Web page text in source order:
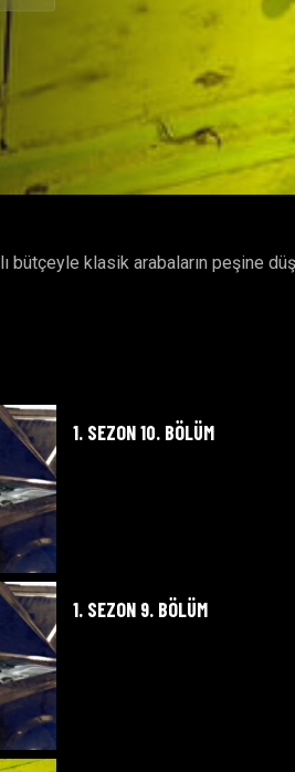
bütçeyle klasik arabaların peşine
1. SEZON 10. BÖLÜM
1. SEZON 9. BÖLÜM